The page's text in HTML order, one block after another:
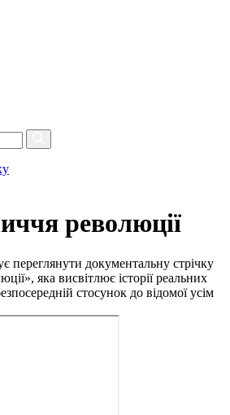
революції
переглянути документальну стрічку
яка висвітлює історії реальних
стосунок до відомої усім